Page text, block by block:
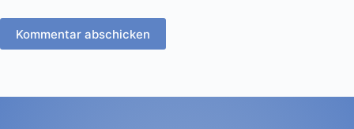
Kommentar abschicken